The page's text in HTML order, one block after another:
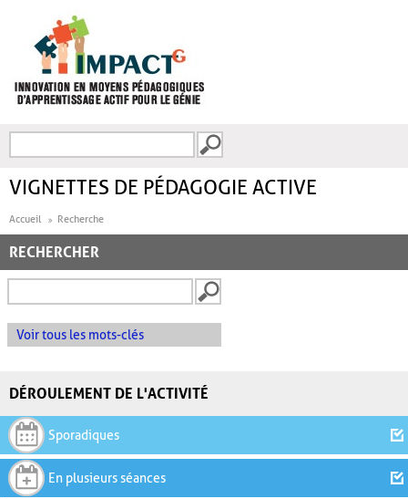
FORMULAIRE DE
VIGNETTES DE PÉDAGOGIE ACTIVE
Accueil Recherche
RECHERCHER
Voir tous les mots-clés
DÉROULEMENT DE L'ACTIVITÉ
Sporadiques
En plusieurs séances